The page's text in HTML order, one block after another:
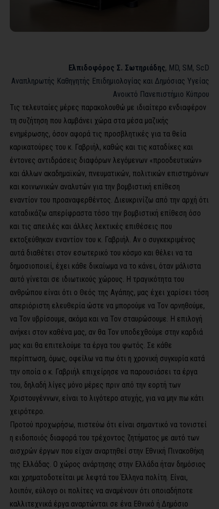
Ελπιδοφόρος Σ. Σωτηριάδης, MD, SM, ScD
Αναπληρωτής Καθηγητής Επιδημιολογίας και Δημόσιας Υγείας
Ανοικτό Πανεπιστήμιο Κύπρου
Τις τελευταίες μέρες παρακολουθώ με ιδιαίτερο ενδιαφέρον
τη συζήτηση που λαμβάνει χώρα στα μέσα μαζικής
ενημέρωσης, όσον αφορά τις προσβλητικές για τα θεία
καρικατούρες του κ. Γαβριήλ, καθώς και τις καταδίκες και
έντονες αντιδράσεις διαφόρων λεγόμενων «προοδευτικών»
και άλλων ακαδημαϊκών, πνευματικών, πολιτικών επιστημόνων
και κοινωνικών αναλυτών για την βομβιστική επίθεση
εναντίον του προαναφερθέντος. Διευκρινίζω από την αρχή ότι
καταδικάζω απερίφραστα τόσο την βομβιστική επίθεση όσο
και τις απειλές και άλλες λεκτικές επιθέσεις που
εκτοξεύθηκαν εναντίον του κ. Γαβριήλ. Αν ο συγκεκριμένος
αυτά διαθέτει στον εσωτερικό του κόσμο και θέλει να τα
δημοσιοποιεί, έχει κάθε δικαίωμα να το κάνει, όταν μάλιστα
αυτό γίνεται σε ιδιωτικούς χώρους. Η τραγικότητα του
ανθρώπου είναι ότι ο Θεός της Αγάπης, μας έχει χαρίσει τόση
απεριόριστη ελευθερία ώστε να μπορούμε να Τον αρνηθούμε,
να Τον υβρίσουμε, ακόμα και να Τον σταυρώσουμε. Η επιλογή
ανήκει στον καθένα μας, αν θα Τον υποδεχθούμε στην καρδιά
μας και θα επιτελούμε τα έργα του φωτός. Σε κάθε
περίπτωση, όμως, οφείλω να πω ότι η χρονική συγκυρία κατά
την οποία ο κ. Γαβριήλ επιχείρησε να παρουσιάσει τα έργα
του, δηλαδή λίγες μόνο μέρες πριν από την εορτή των
Χριστουγέννων, είναι το λιγότερο ατυχής, για να μην πω κάτι
χειρότερο.
Προτού προχωρήσω, πιστεύω ότι είναι σημαντικό να τονιστεί
η ειδοποιός διαφορά του τρέχοντος ζητήματος με αυτό των
αισχρών έργων που είχαν αναρτηθεί στην Εθνική Πινακοθήκη
της Ελλάδας. Ο χώρος ανάρτησης στην Ελλάδα ήταν δημόσιος
και χρηματοδοτείται με λεφτά του Έλληνα πολίτη. Είναι,
λοιπόν, εύλογο οι πολίτες να αναμένουν ότι οποιαδήποτε
καλλιτεχνικά έργα αναρτώνται σε ένα Εθνικό ή Δημόσιο